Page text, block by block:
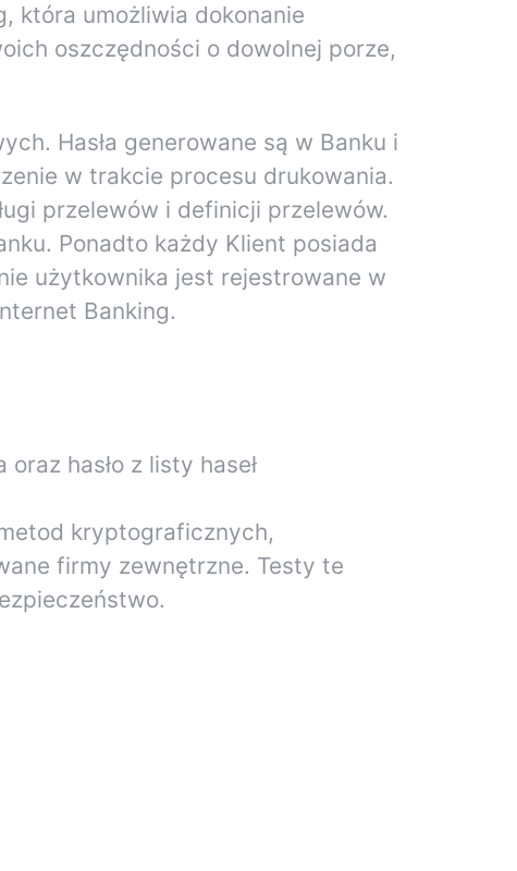
która umożliwia dokonanie
oszczędności o dowolnej porze,
Hasła generowane są w Banku i
w trakcie procesu drukowania.
przelewów i definicji przelewów.
Ponadto każdy Klient posiada
użytkownika jest rejestrowane w
Banking.
hasło z listy haseł
kryptograficznych,
firmy zewnętrzne. Testy te